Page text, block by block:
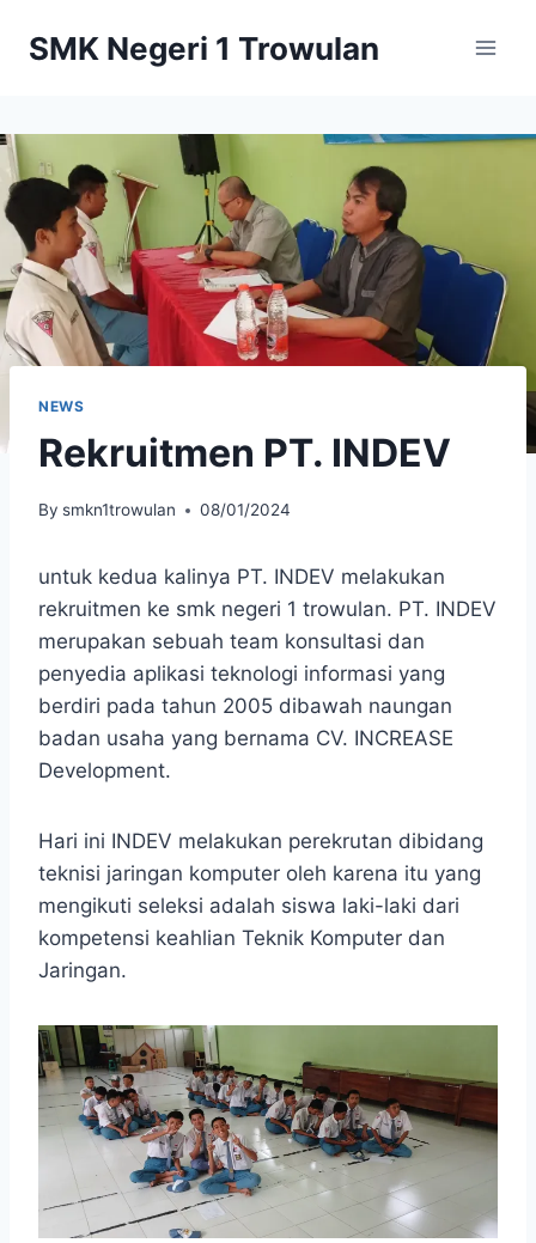
SMK Negeri 1 Trowulan
NEWS
Rekruitmen PT. INDEV
By smkn1trowulan 08/01/2024
untuk kedua kalinya PT. INDEV melakukan
rekruitmen ke smk negeri 1 trowulan. PT. INDEV
merupakan sebuah team konsultasi dan
penyedia aplikasi teknologi informasi yang
berdiri pada tahun 2005 dibawah naungan
badan usaha yang bernama CV. INCREASE
Development.
Hari ini INDEV melakukan perekrutan dibidang
teknisi jaringan komputer oleh karena itu yang
mengikuti seleksi adalah siswa laki-laki dari
kompetensi keahlian Teknik Komputer dan
Jaringan.